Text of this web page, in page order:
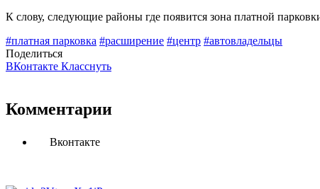
К слову, следующие районы где появится зона платной
#платная парковка #расширение #центр #автовладельцы
Поделиться
ВКонтакте Класснуть
Комментарии
Вконтакте